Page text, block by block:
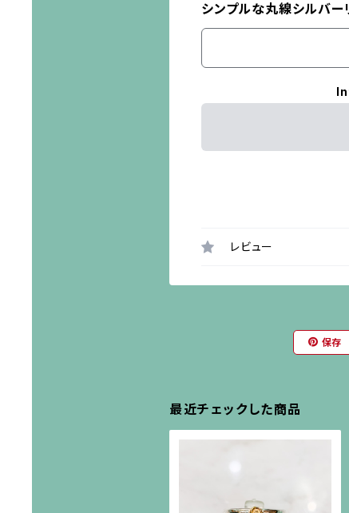
シンプルな丸線シルバー
レビュー
保存
最近チェックした商品